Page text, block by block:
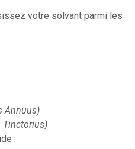
votre solvant parmi les
Annuus)
Tinctorius)